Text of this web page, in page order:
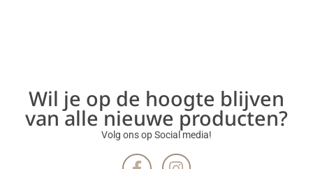
Wil je op de hoogte blijven
van alle nieuwe producten?
Volg ons op Social media!